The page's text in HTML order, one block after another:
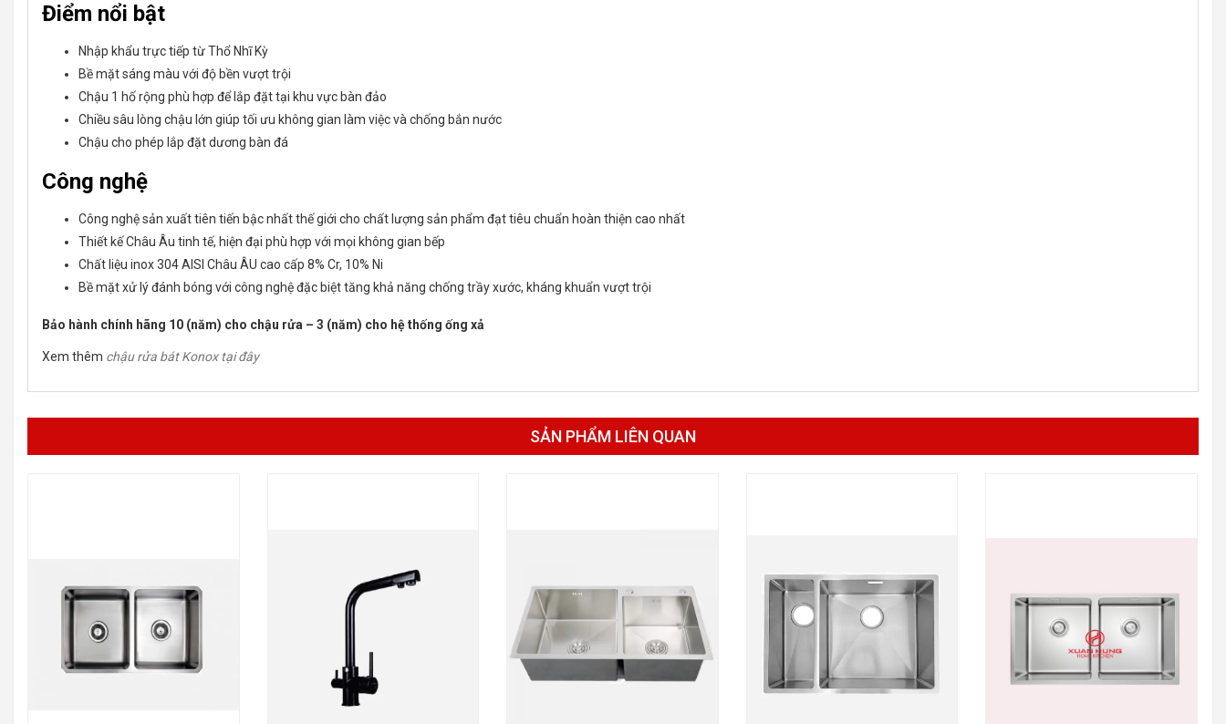
Điểm nổi bật
Nhập khẩu trực tiếp từ Thổ Nhĩ Kỳ
Bề mặt sáng màu với độ bền vượt trội
Chậu 1 hố rộng phù hợp để lắp đặt tại khu vực bàn đảo
Chiều sâu lòng chậu lớn giúp tối ưu không gian làm việc và chống bắn nước
Chậu cho phép lắp đặt dương bàn đá
Công nghệ
Công nghệ sản xuất tiên tiến bậc nhất thế giới cho chất lượng sản phẩm đạt tiêu chuẩn hoàn thiện cao nhất
Thiết kế Châu Âu tinh tế, hiện đại phù hợp với mọi không gian bếp
Chất liệu inox 304 AISI Châu ÂU cao cấp 8% Cr, 10% Ni
Bề mặt xử lý đánh bóng với công nghệ đặc biệt tăng khả năng chống trầy xước, kháng khuẩn vượt trội
Bảo hành chính hãng 10 (năm) cho chậu rửa – 3 (năm) cho hệ thống ống xả
Xem thêm chậu rửa bát Konox tại đây
SẢN PHẨM LIÊN QUAN